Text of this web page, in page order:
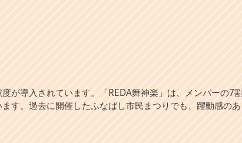
が導入されています。「REDA舞神楽」は、メンバーの7
す。過去に開催したふなばし市民まつりでも、躍動感のあ